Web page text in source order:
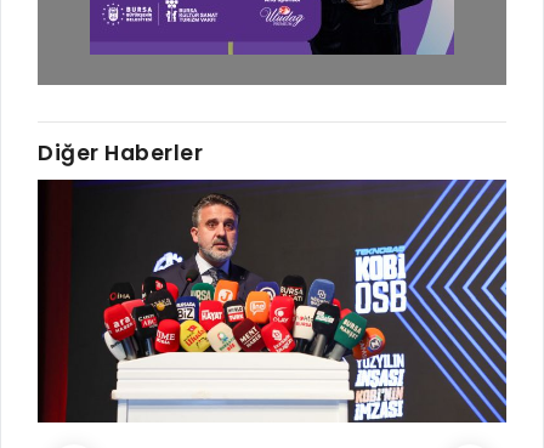
YER SEÇİM BELGESİ, MOBİL VE SAHA DOLABI BAŞVURULARI
Diğer Haberler